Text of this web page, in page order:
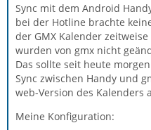
Sync mit dem Android
bei der Hotline brachte
der GMX Kalender
wurden von gmx nicht
Das sollte seit heute
Sync zwischen Handy und
web-Version des Kalenders
Meine Konfiguration: